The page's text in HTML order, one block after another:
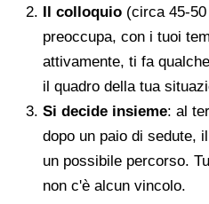
Il colloquio (circa 45-
preoccupa, con i tuoi
attivamente, ti fa
il quadro della tua
Si decide insieme: al
dopo un paio di sedute,
un possibile percorso.
non c'è alcun vincolo.